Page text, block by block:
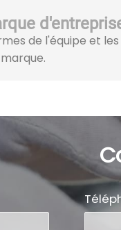
de l'équipe et